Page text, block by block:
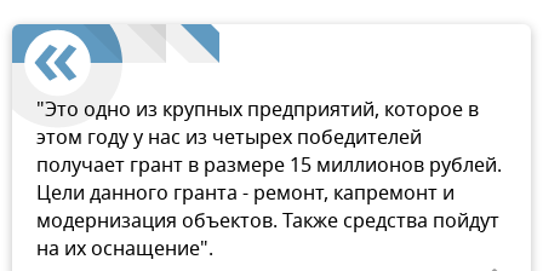
"Это одно из крупных предприятий, которое в
этом году у нас из четырех победителей
получает грант в размере 15 миллионов рублей.
Цели данного гранта - ремонт, капремонт и
модернизация объектов. Также средства пойдут
на их оснащение".